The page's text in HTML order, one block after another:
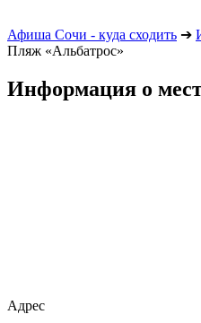
Афиша Сочи - куда сходить ➔
Пляж «Альбатрос»
Информация о
Адрес